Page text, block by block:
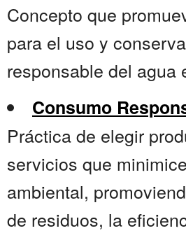
Concepto que
para el uso y
responsable del agua
Consumo
Práctica de elegir
servicios que
ambiental,
de residuos, la